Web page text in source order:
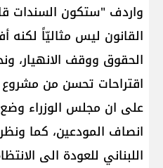
واردف "ستكون السندات
القانون ليس مثاليّاً لكنه
الحقوق ووقف الانهيار،
اقتراحات تحسن من
على ان مجلس الوزراء
انصاف المودعين، كما
اللبناني للعودة الى